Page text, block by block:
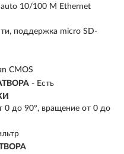
auto 10/100 М Ethernet
поддержка micro SD-
CMOS
- Есть
0 до 90°, вращение от 0 до